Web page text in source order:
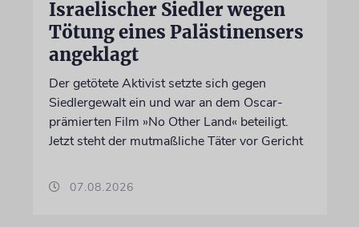
Israelischer Siedler wegen
Tötung eines Palästinensers
angeklagt
Der getötete Aktivist setzte sich gegen
Siedlergewalt ein und war an dem Oscar-
prämierten Film »No Other Land« beteiligt.
Jetzt steht der mutmaßliche Täter vor Gericht
07.08.2026